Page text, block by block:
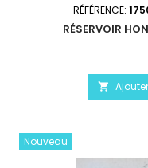
RÉFÉRENCE:
RÉSERVOIR

Nouveau